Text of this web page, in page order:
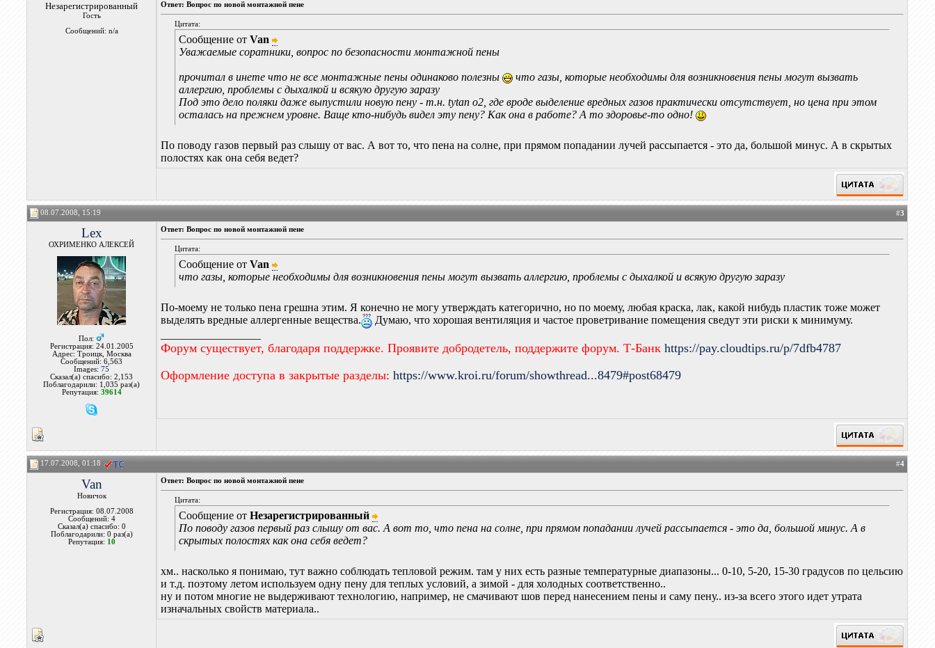
Незарегистрированный
Гость
Сообщений: n/a
Ответ: Вопрос по новой монтажной пене
Цитата:
Сообщение отVan
Уважаемые соратники, вопрос по безопасности монтажной пены
прочитал в инете что не все монтажные пены одинаково полезны
что газы, которые необходимы для возникновения пены могут вызвать
аллергию, проблемы с дыхалкой и всякую другую заразу
Под это дело поляки даже выпустили новую пену - т.н. tytan о2, где вроде выделение вредных газов практически отсутствует, но цена при этом
осталась на прежнем уровне. Ваще кто-нибудь видел эту пену? Как она в работе? А то здоровье-то одно!
По поводу газов первый раз слышу от вас. А вот то, что пена на солне, при прямом попадании лучей рассыпается - это да, большой минус. А в скрытых
полостях как она себя ведет?
08.07.2008, 15:19 #3
Lex
ОХРИМЕНКО АЛЕКСЕЙ
Пол:
Регистрация: 24.01.2005
Адрес: Троицк, Москва
Сообщений: 6,563
Images:75
Сказал(а) спасибо: 2,153
Поблагодарили: 1,035 раз(а)
Репутация: 39614
Ответ: Вопрос по новой монтажной пене
Цитата:
Сообщение отVan
что газы, которые необходимы для возникновения пены могут вызвать аллергию, проблемы с дыхалкой и всякую другую заразу
По-моему не только пена грешна этим. Я конечно не могу утверждать категорично, но по моему, любая краска, лак, какой нибудь пластик тоже может
выделять вредные аллергенные вещества.
Думаю, что хорошая вентиляция и частое проветривание помещения сведут эти риски к минимуму.
Форум существует, благодаря поддержке. Проявите добродетель, поддержите форум. Т-Банкhttps://pay.cloudtips.ru/p/7dfb4787
Оформление доступа в закрытые разделы:https://www.kroi.ru/forum/showthread...8479#post68479
17.07.2008, 01:18 #4
Van
Новичок
Регистрация: 08.07.2008
Сообщений: 4
Сказал(а) спасибо: 0
Поблагодарили: 0 раз(а)
Репутация: 10
Ответ: Вопрос по новой монтажной пене
Цитата:
Сообщение отНезарегистрированный
По поводу газов первый раз слышу от вас. А вот то, что пена на солне, при прямом попадании лучей рассыпается - это да, большой минус. А в
скрытых полостях как она себя ведет?
хм.. насколько я понимаю, тут важно соблюдать тепловой режим. там у них есть разные температурные диапазоны... 0-10, 5-20, 15-30 градусов по цельсию
и т.д. поэтому летом используем одну пену для теплых условий, а зимой - для холодных соответственно..
ну и потом многие не выдерживают технологию, например, не смачивают шов перед нанесением пены и саму пену.. из-за всего этого идет утрата
изначальных свойств материала..